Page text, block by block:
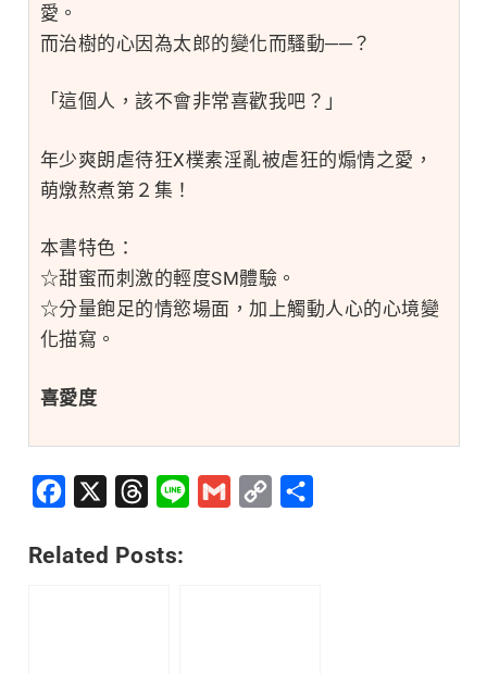
愛。
而治樹的心因為太郎的變化而騷動──？
「這個人，該不會非常喜歡我吧？」
年少爽朗虐待狂X樸素淫亂被虐狂的煽情之愛，
萌燉熬煮第２集！
本書特色：
☆甜蜜而刺激的輕度SM體驗。
☆分量飽足的情慾場面，加上觸動人心的心境變
化描寫。
喜愛度
Facebook Threads
Line Gmail
Copy
Related Posts: